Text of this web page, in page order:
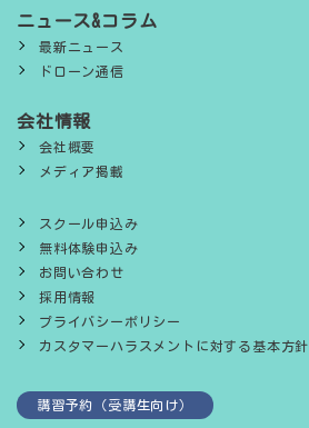
ニュース&コラム
最新ニュース
ドローン通信
会社情報
会社概要
メディア掲載
スクール申込み
無料体験申込み
お問い合わせ
採用情報
プライバシーポリシー
カスタマーハラスメントに対する基本方針
講習予約（受講生向け）